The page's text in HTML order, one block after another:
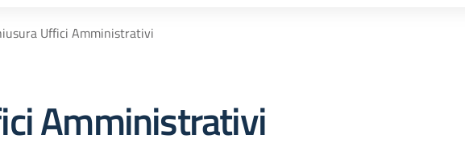
Uffici Amministrativi
Amministrativi